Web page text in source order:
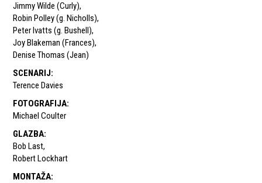
Jimmy Wilde (Curly),
Robin Polley (g. Nicholls),
Peter Ivatts (g. Bushell),
Joy Blakeman (Frances),
Denise Thomas (Jean)
SCENARIJ:
Terence Davies
FOTOGRAFIJA:
Michael Coulter
GLAZBA:
Bob Last,
Robert Lockhart
MONTAŽA: